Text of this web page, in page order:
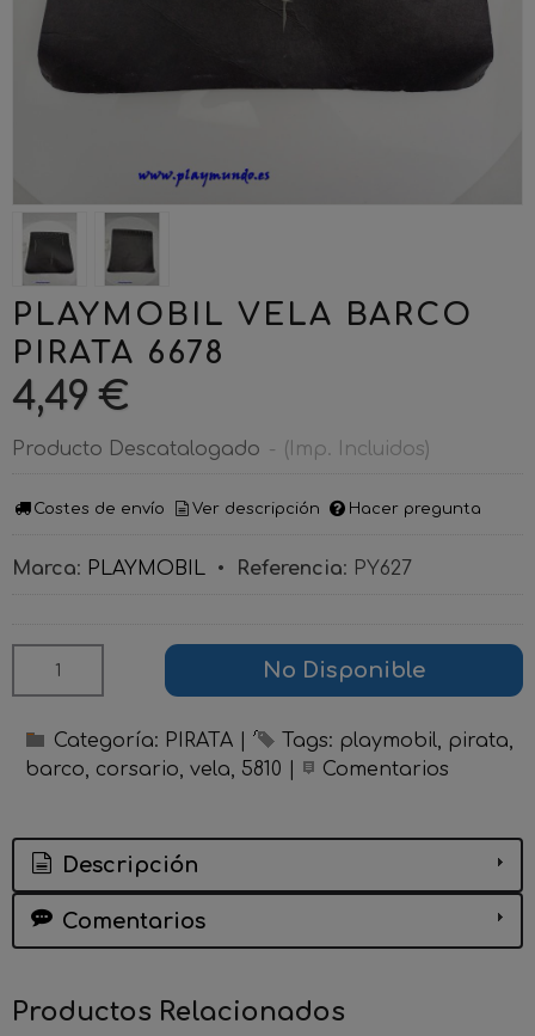
PLAYMOBIL VELA BARCO
PIRATA 6678
4,49 €
Producto Descatalogado - (Imp. Incluidos)
Costes de envío Ver descripción Hacer pregunta
Marca: PLAYMOBIL • Referencia: PY627
No Disponible
Categoría: PIRATA Tags: playmobil
pirata
barco
corsario vela 5810 Comentarios
Descripción
Comentarios
Productos Relacionados